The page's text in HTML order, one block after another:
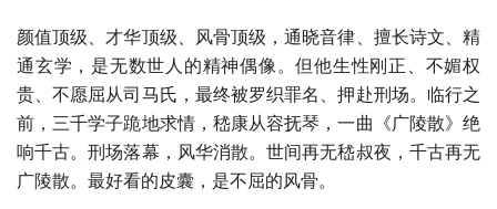
颜值顶级、才华顶级、风骨顶级，通晓音律、擅长诗文、精
通玄学，是无数世人的精神偶像。但他生性刚正、不媚权
贵、不愿屈从司马氏，最终被罗织罪名、押赴刑场。临行之
前，三千学子跪地求情，嵇康从容抚琴，一曲《广陵散》绝
响千古。刑场落幕，风华消散。世间再无嵇叔夜，千古再无
广陵散。最好看的皮囊，是不屈的风骨。